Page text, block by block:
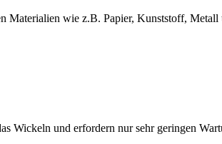
Materialien wie z.B. Papier, Kunststoff,
Wickeln und erfordern nur sehr geringen